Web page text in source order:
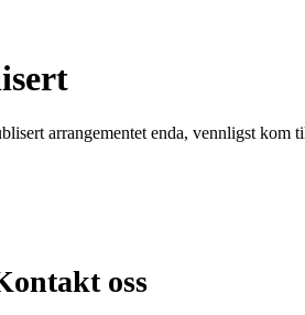
arrangementet enda, vennligst kom
oss